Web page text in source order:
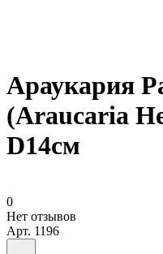
Араукария
(Araucaria
D14см
0
Нет отзывов
Арт. 1196